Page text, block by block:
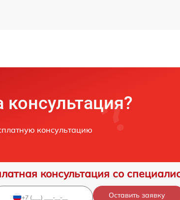
консультацию
консультация со
Оставить заявку